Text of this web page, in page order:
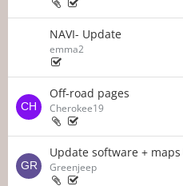
NAVI- Update
emma2
Off-road pages
Cherokee19
Update software + maps
Greenjeep